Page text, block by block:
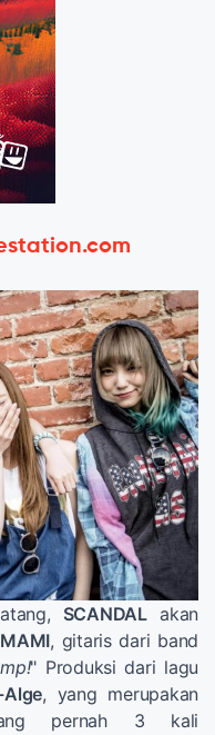
SCANDALakan
MAMI, gitaris dari band
" Produksi dari lagu
, yang merupakan
pernah 3 kali